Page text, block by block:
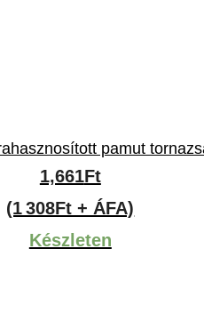
pamut
1,661Ft
(1 308Ft + ÁFA)
Készleten